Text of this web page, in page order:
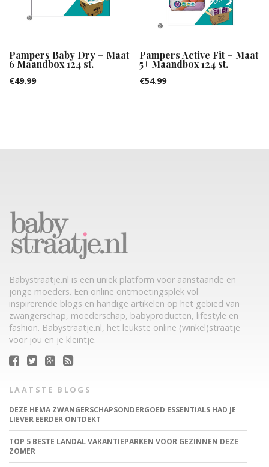
Pampers Baby Dry – Maat
6 Maandbox 124 st.
€49.99
Pampers Active Fit – Maat
5+ Maandbox 124 st.
€54.99
Babystraatje.nl is een uniek platform voor aanstaande en
jonge moeders. Een online ontmoetingsplek vol
inspirerende blogs en handige artikelen op het gebied van
zwangerschap, moederschap, babyproducten, lifestyle en
fashion. Babystraatje.nl, het leukste online (winkel)straatje
voor jou en je kleintje.
LAATSTE BLOGS
DEZE HEMA ZWANGERSCHAPSONDERGOED ESSENTIALS HAD JE
LIEVER EERDER ONTDEKT
TOP 5 BESTE LANDAL VAKANTIEPARKEN VOOR GEZINNEN DEZE
ZOMER